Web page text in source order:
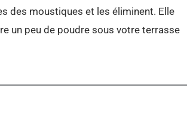
des moustiques et les éliminent. Elle
un peu de poudre sous votre terrasse